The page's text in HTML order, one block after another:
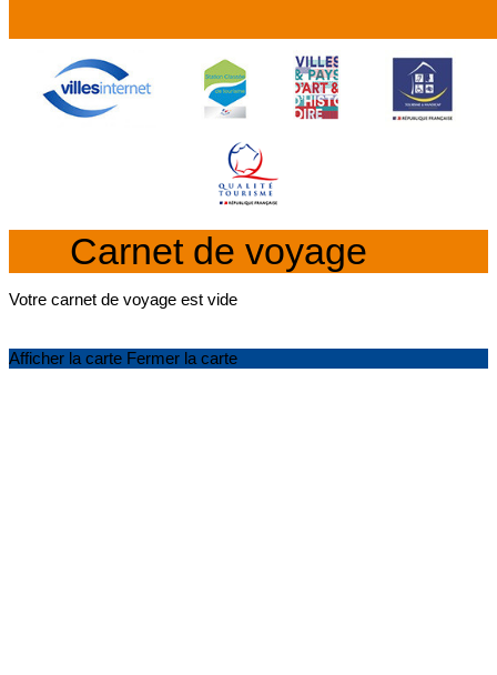
Carnet de voyage
Votre carnet de voyage est vide
Afficher la carte Fermer la carte